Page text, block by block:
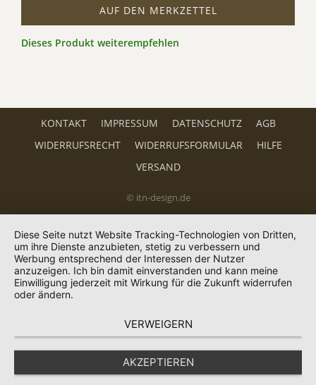
AUF DEN MERKZETTEL
Dieses Produkt weiterempfehlen
KONTAKT IMPRESSUM DATENSCHUTZ
AGB
WIDERRUFSRECHT
WIDERRUFSFORMULAR
HILFE
VERSAND
© itn-design.de
Diese Seite nutzt Website Tracking-Technologien von Dritten,
um ihre Dienste anzubieten, stetig zu verbessern und
Werbung entsprechend der Interessen der Nutzer
anzuzeigen. Ich bin damit einverstanden und kann meine
Einwilligung jederzeit mit Wirkung für die Zukunft widerrufen
oder ändern.
VERWEIGERN
AKZEPTIEREN